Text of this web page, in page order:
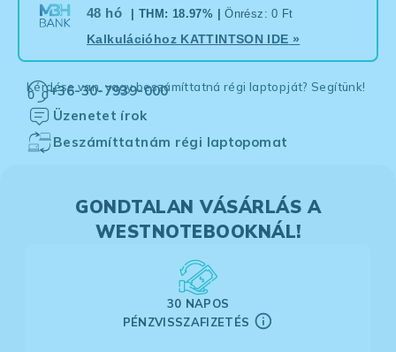
48 hó
| THM: 18.97% |Önrész: 0 Ft
Kalkulációhoz KATTINTSON IDE »
Kérdése van, vagy beszámíttatná régi laptopját? Segítünk!
+36-30-7939-000
Üzenetet írok
Beszámíttatnám régi laptopomat
GONDTALAN VÁSÁRLÁS A
WESTNOTEBOOKNÁL!
30 NAPOS
PÉNZVISSZAFIZETÉS